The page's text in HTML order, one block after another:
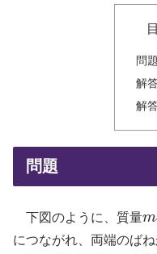
問題
解
解
問題
下図のように、質量m
m
につながれ、両端のば